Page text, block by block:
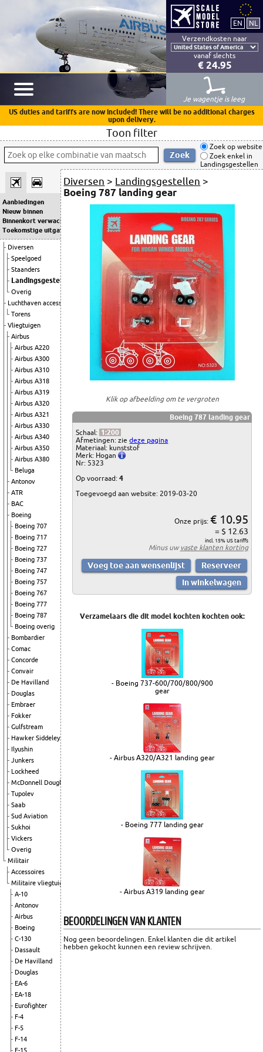
Verzendkosten naar
vanaf slechts
€ 24.95
Je wagentje is leeg
US duties and tariffs are now included! There will be no additional charges
upon delivery.
Toon filter
Zoek op website
Zoek enkel in
Landingsgestellen
Aanbiedingen
Nieuw binnen
Binnenkort verwacht
Toekomstige uitgaven
Diversen
Speelgoed
Staanders
Landingsgestellen
Overig
Luchthaven accessoires
Torens
Vliegtuigen
Airbus
Airbus A220
Airbus A300
Airbus A310
Airbus A318
Airbus A319
Airbus A320
Airbus A321
Airbus A330
Airbus A340
Airbus A350
Airbus A380
Beluga
Antonov
ATR
BAC
Boeing
Boeing 707
Boeing 717
Boeing 727
Boeing 737
Boeing 747
Boeing 757
Boeing 767
Boeing 777
Boeing 787
Boeing overig
Bombardier
Comac
Concorde
Convair
De Havilland
Douglas
Embraer
Fokker
Gulfstream
Hawker Siddeley
Ilyushin
Junkers
Lockheed
McDonnell Douglas
Tupolev
Saab
Sud Aviation
Sukhoi
Vickers
Overig
Militair
Accessoires
Militaire vliegtuigen
A-10
Antonov
Airbus
Boeing
C-130
Dassault
De Havilland
Douglas
EA-6
EA-18
Eurofighter
F-4
F-5
F-14
F-15
Diversen > Landingsgestellen >
Boeing 787 landing gear
Klik op afbeelding om te vergroten
Boeing 787 landing gear
Schaal: 1:200
Afmetingen: ziedeze pagina
Materiaal: kunststof
Merk: Hogan
Nr: 5323
Op voorraad:4
Toegevoegd aan website: 2019-03-20
Onze prijs: € 10.95
= $ 12.63
incl. 15% US tariffs
Minus uwvaste klanten korting
Verzamelaars die dit model kochten kochten ook:
- Boeing 737-600/700/800/900
gear
- Airbus A320/A321 landing gear
- Boeing 777 landing gear
- Airbus A319 landing gear
BEOORDELINGEN VAN KLANTEN
Nog geen beoordelingen. Enkel klanten die dit artikel
hebben gekocht kunnen een review schrijven.